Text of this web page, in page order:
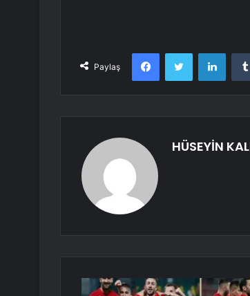
Paylaş
FacebookTwitter
HÜSEYİN